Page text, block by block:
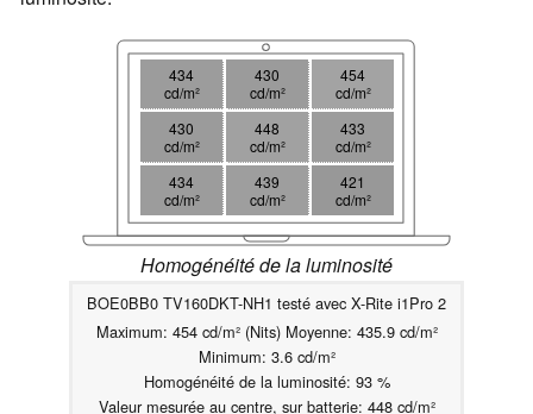
434
cd/m²
430
cd/m²
454
cd/m²
430
cd/m²
448
cd/m²
433
cd/m²
434
cd/m²
439
cd/m²
421
cd/m²
Homogénéité de la luminosité
BOE0BB0 TV160DKT-NH1 testé avec X-Rite i1Pro 2
Maximum: 454 cd/m² (Nits) Moyenne: 435.9 cd/m²
Minimum: 3.6 cd/m²
Homogénéité de la luminosité: 93 %
Valeur mesurée au centre, sur batterie: 448 cd/m²